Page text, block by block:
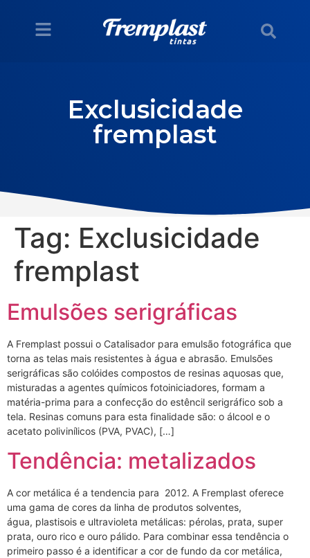
Exclusicidade
fremplast
Tag: Exclusicidade
fremplast
Emulsões serigráficas
A Fremplast possui o Catalisador para emulsão fotográfica que
torna as telas mais resistentes à água e abrasão. Emulsões
serigráficas são colóides compostos de resinas aquosas que,
misturadas a agentes químicos fotoiniciadores, formam a
matéria-prima para a confecção do estêncil serigráfico sob a
tela. Resinas comuns para esta finalidade são: o álcool e o
acetato polivinílicos (PVA, PVAC), […]
Tendência: metalizados
A cor metálica é a tendencia para 2012. A Fremplast oferece
uma gama de cores da linha de produtos solventes,
água, plastisois e ultravioleta metálicas: pérolas, prata, super
prata, ouro rico e ouro pálido. Para combinar essa tendência o
primeiro passo é a identificar a cor de fundo da cor metálica,